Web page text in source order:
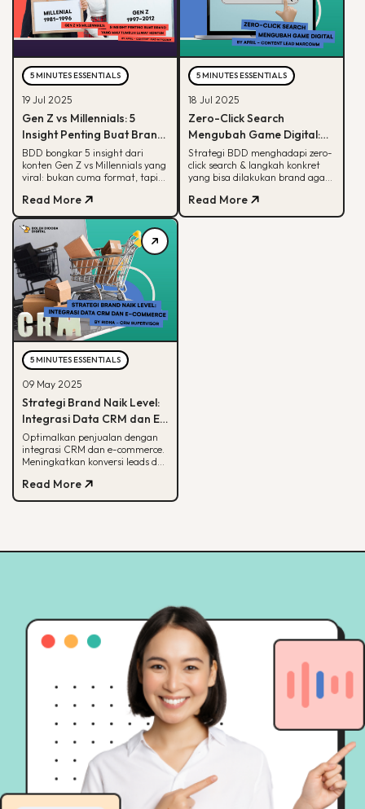
5 MINUTES ESSENTIALS
19 Jul 2025
Gen Z vs Millennials: 5
Insight Penting Buat Brand
yang Mau Tumbuh Lewat
Konten
BDD bongkar 5 insight dari
konten Gen Z vs Millennials yang
viral: bukan cuma format, tapi
Read More
5 MINUTES ESSENTIALS
18 Jul 2025
Zero-Click Search
Mengubah Game Digital:
Begini Strategi BDD & Apa
yang Bisa Dilakukan Brand
Strategi BDD menghadapi zero-
click search & langkah konkret
yang bisa dilakukan brand agar
Google
Read More
5 MINUTES ESSENTIALS
09 May 2025
Strategi Brand Naik Level:
Integrasi Data CRM dan E-
commerce
Optimalkan penjualan dengan
integrasi CRM dan e-commerce.
Meningkatkan konversi leads dan
terarah
Read More